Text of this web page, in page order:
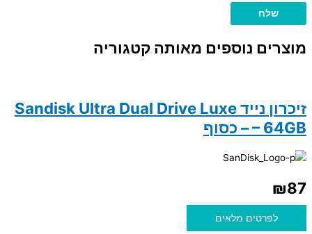
מוצרים נוספים מאותה קטגוריה
זיכרון נייד Sandisk Ultra Dual Drive Luxe
– 64GB – כסוף
₪87
לפרטים מלאים